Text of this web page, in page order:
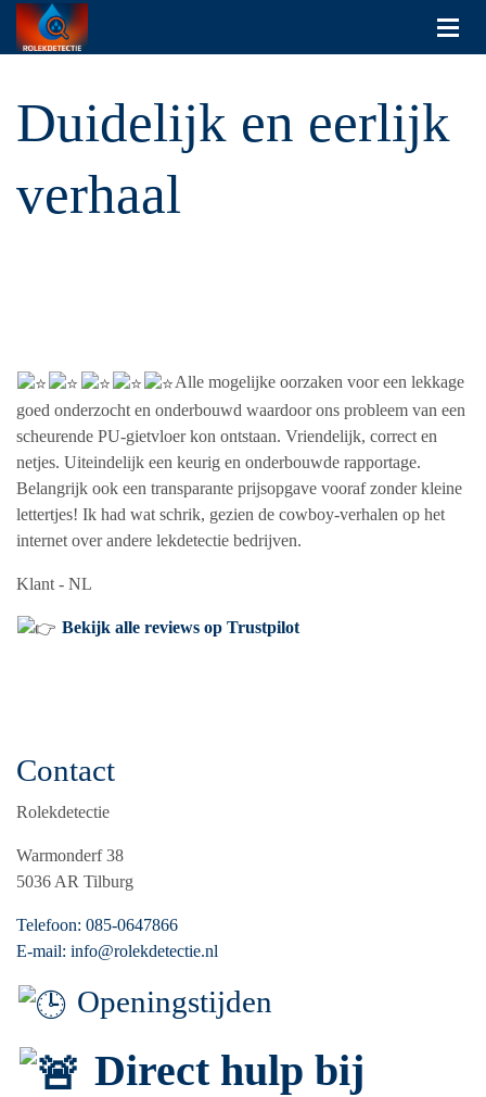
Duidelijk en eerlijk
verhaal
Alle mogelijke oorzaken voor een lekkage
goed onderzocht en onderbouwd waardoor ons probleem van een
scheurende PU-gietvloer kon ontstaan. Vriendelijk, correct en
netjes. Uiteindelijk een keurig en onderbouwde rapportage.
Belangrijk ook een transparante prijsopgave vooraf zonder kleine
lettertjes! Ik had wat schrik, gezien de cowboy-verhalen op het
internet over andere lekdetectie bedrijven.
Klant - NL
Bekijk alle reviews op Trustpilot
Contact
Rolekdetectie
Warmonderf 38
5036 AR Tilburg
Telefoon: 085-0647866
E-mail: info@rolekdetectie.nl
Openingstijden
Direct hulp bij